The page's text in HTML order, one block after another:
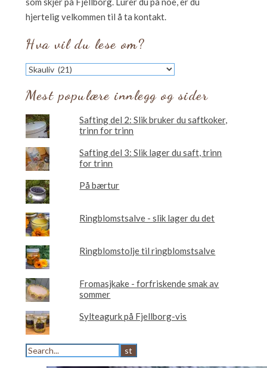
hjertelig velkommen til å ta kontakt.
Hva vil du lese om?
Hva
vil
du
lese
Mest populære innlegg og sider
Safting del 2: Slik bruker du saftkoker,
trinn for trinn
Safting del 3: Slik lager du saft, trinn
for trinn
På bærtur
Ringblomstsalve - slik lager du det
Ringblomstolje til ringblomstsalve
Fromasjkake - forfriskende smak av
sommer
Sylteagurk på Fjellborg-vis